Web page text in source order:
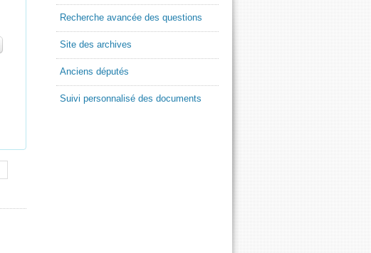
Recherche avancée des questions
Site des archives
Anciens députés
Suivi personnalisé des documents